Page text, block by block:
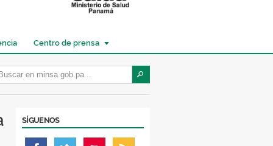
Centro de prensa
SÍGUENOS